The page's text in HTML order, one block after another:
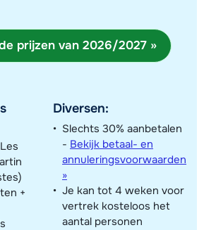
in dit gebied
prijzen van 2026/2027 »
+
Diversen:
Slechts 30% aanbetalen
- Bekijk betaal- en
annuleringsvoorwaarden
»
Je kan tot 4 weken voor
vertrek kosteloos het
aantal personen